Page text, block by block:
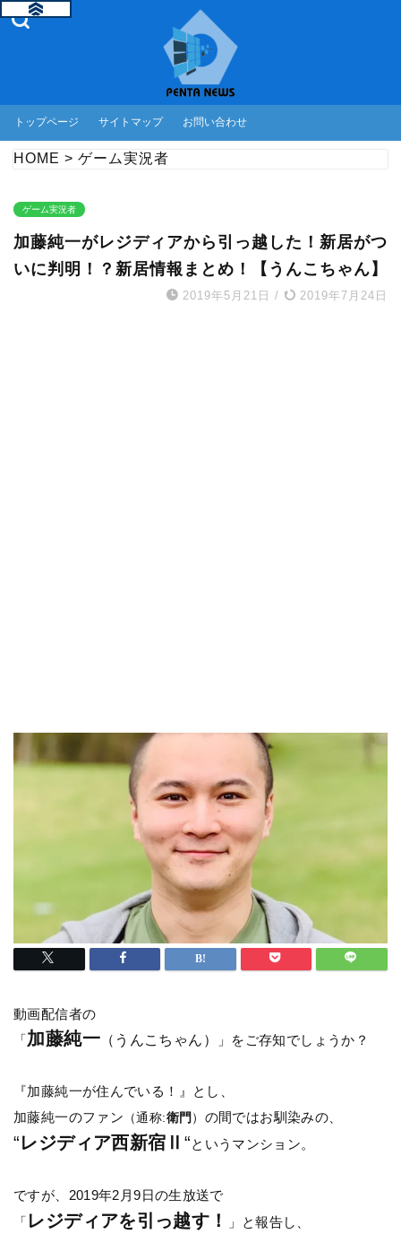
トップページ サイトマップ お問い合わせ
HOME > ゲーム実況者
ゲーム実況者
加藤純一がレジディアから引っ越した！新居がつ
いに判明！？新居情報まとめ！【うんこちゃん】
2019年5月21日 / 2019年7月24日
動画配信者の
「加藤純一（うんこちゃん） 」をご存知でしょうか？
『加藤純一が住んでいる！』とし、
加藤純一のファン （通称:衛門 ） の間ではお馴染みの、
“レジディア西新宿Ⅱ “というマンション。
ですが、2019年2月9日の生放送で
「 レジディアを引っ越す！
」と報告し、